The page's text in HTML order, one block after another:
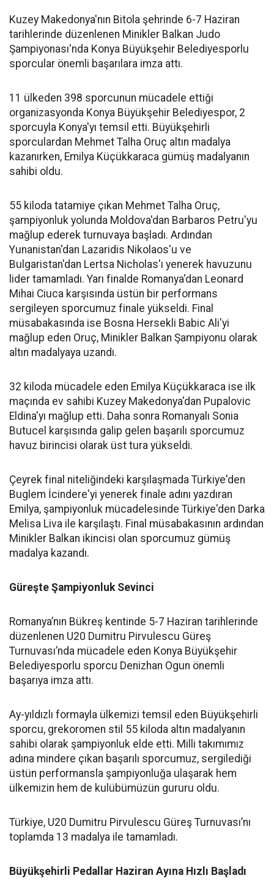
Kuzey Makedonya'nın Bitola şehrinde 6-7 Haziran
tarihlerinde düzenlenen Minikler Balkan Judo
Şampiyonası'nda Konya Büyükşehir Belediyesporlu
sporcular önemli başarılara imza attı.
11 ülkeden 398 sporcunun mücadele ettiği
organizasyonda Konya Büyükşehir Belediyespor, 2
sporcuyla Konya'yı temsil etti. Büyükşehirli
sporculardan Mehmet Talha Oruç altın madalya
kazanırken, Emilya Küçükkaraca gümüş madalyanın
sahibi oldu.
55 kiloda tatamiye çıkan Mehmet Talha Oruç,
şampiyonluk yolunda Moldova'dan Barbaros Petru'yu
mağlup ederek turnuvaya başladı. Ardından
Yunanistan'dan Lazaridis Nikolaos'u ve
Bulgaristan'dan Lertsa Nicholas'ı yenerek havuzunu
lider tamamladı. Yarı finalde Romanya'dan Leonard
Mihai Ciuca karşısında üstün bir performans
sergileyen sporcumuz finale yükseldi. Final
müsabakasında ise Bosna Hersekli Babic Ali'yi
mağlup eden Oruç, Minikler Balkan Şampiyonu olarak
altın madalyaya uzandı.
32 kiloda mücadele eden Emilya Küçükkaraca ise ilk
maçında ev sahibi Kuzey Makedonya'dan Pupalovic
Eldina'yı mağlup etti. Daha sonra Romanyalı Sonia
Butucel karşısında galip gelen başarılı sporcumuz
havuz birincisi olarak üst tura yükseldi.
Çeyrek final niteliğindeki karşılaşmada Türkiye'den
Buglem İcindere'yi yenerek finale adını yazdıran
Emilya, şampiyonluk mücadelesinde Türkiye'den Darka
Melisa Liva ile karşılaştı. Final müsabakasının ardından
Minikler Balkan ikincisi olan sporcumuz gümüş
madalya kazandı.
Güreşte Şampiyonluk Sevinci
Romanya’nın Bükreş kentinde 5-7 Haziran tarihlerinde
düzenlenen U20 Dumitru Pirvulescu Güreş
Turnuvası’nda mücadele eden Konya Büyükşehir
Belediyesporlu sporcu Denizhan Ogun önemli
başarıya imza attı.
Ay-yıldızlı formayla ülkemizi temsil eden Büyükşehirli
sporcu, grekoromen stil 55 kiloda altın madalyanın
sahibi olarak şampiyonluk elde etti. Milli takımımız
adına mindere çıkan başarılı sporcumuz, sergilediği
üstün performansla şampiyonluğa ulaşarak hem
ülkemizin hem de kulübümüzün gururu oldu.
Türkiye, U20 Dumitru Pirvulescu Güreş Turnuvası’nı
toplamda 13 madalya ile tamamladı.
Büyükşehirli Pedallar Haziran Ayına Hızlı Başladı